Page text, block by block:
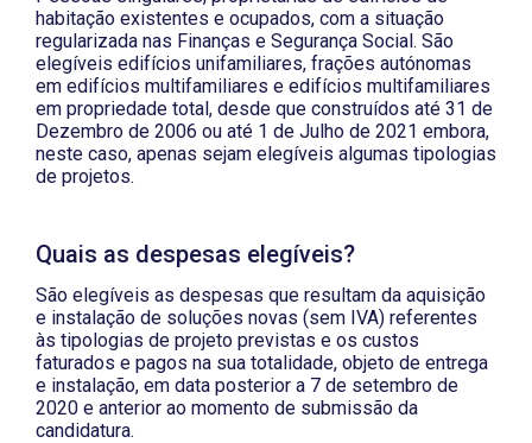
habitação existentes e ocupados, com a situação
regularizada nas Finanças e Segurança Social. São
elegíveis edifícios unifamiliares, frações autónomas
em edifícios multifamiliares e edifícios multifamiliares
em propriedade total, desde que construídos até 31 de
Dezembro de 2006 ou até 1 de Julho de 2021 embora,
neste caso, apenas sejam elegíveis algumas tipologias
de projetos.
Quais as despesas elegíveis?
São elegíveis as despesas que resultam da aquisição
e instalação de soluções novas (sem IVA) referentes
às tipologias de projeto previstas e os custos
faturados e pagos na sua totalidade, objeto de entrega
e instalação, em data posterior a 7 de setembro de
2020 e anterior ao momento de submissão da
candidatura.